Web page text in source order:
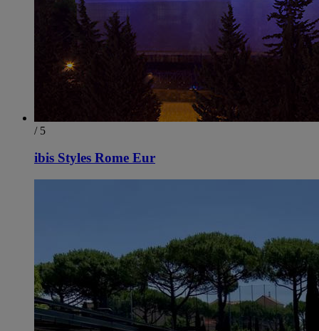
/ 5
ibis Styles Rome Eur